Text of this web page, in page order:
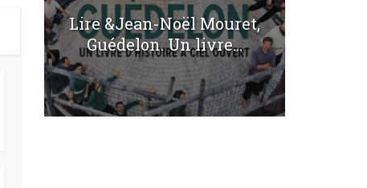
Lire &Jean-Noël Mouret,
Guédelon. Un livre...